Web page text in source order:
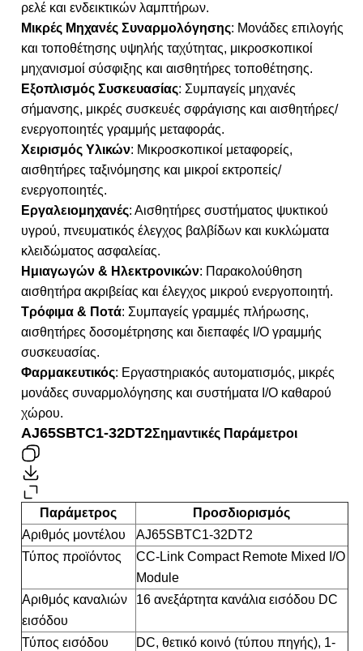
ρελέ και ενδεικτικών λαμπτήρων.
Μικρές Μηχανές Συναρμολόγησης: Μονάδες επιλογής
και τοποθέτησης υψηλής ταχύτητας, μικροσκοπικοί
μηχανισμοί σύσφιξης και αισθητήρες τοποθέτησης.
Εξοπλισμός Συσκευασίας: Συμπαγείς μηχανές
σήμανσης, μικρές συσκευές σφράγισης και αισθητήρες/
ενεργοποιητές γραμμής μεταφοράς.
Χειρισμός Υλικών: Μικροσκοπικοί μεταφορείς,
αισθητήρες ταξινόμησης και μικροί εκτροπείς/
ενεργοποιητές.
Εργαλειομηχανές: Αισθητήρες συστήματος ψυκτικού
υγρού, πνευματικός έλεγχος βαλβίδων και κυκλώματα
κλειδώματος ασφαλείας.
Ημιαγωγών & Ηλεκτρονικών: Παρακολούθηση
αισθητήρα ακριβείας και έλεγχος μικρού ενεργοποιητή.
Τρόφιμα & Ποτά: Συμπαγείς γραμμές πλήρωσης,
αισθητήρες δοσομέτρησης και διεπαφές I/O γραμμής
συσκευασίας.
Φαρμακευτικός: Εργαστηριακός αυτοματισμός, μικρές
μονάδες συναρμολόγησης και συστήματα I/O καθαρού
χώρου.
AJ65SBTC1-32DT2Σημαντικές Παράμετροι
Παράμετρος
Προσδιορισμός
Αριθμός μοντέλου
AJ65SBTC1-32DT2
Τύπος προϊόντος
CC-Link Compact Remote Mixed I/O
Module
Αριθμός καναλιών
εισόδου
16 ανεξάρτητα κανάλια εισόδου DC
Τύπος εισόδου
DC, θετικό κοινό (τύπου πηγής), 1-